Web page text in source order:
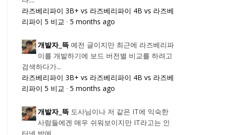
라즈베리파이 3B+ vs 라즈베리파이 4B vs 라즈베
리파이 5 비교 · 5 months ago
개발자_뜩 예전 글이지만 최근에 라즈베리파
이를 개발하기에 보드 버전별 비교를 하려고
검색하다가...
라즈베리파이 3B+ vs 라즈베리파이 4B vs 라즈베
리파이 5 비교 · 5 months ago
개발자_뜩 도사님이나 저 같은 IT에 익숙한
사람들에겐 매우 쉬워보이지만 IT라고는 인